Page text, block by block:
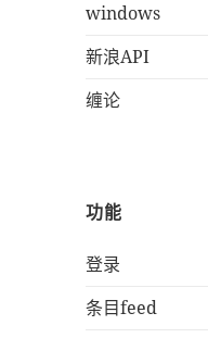
windows
新浪API
缠论
功能
登录
条目feed